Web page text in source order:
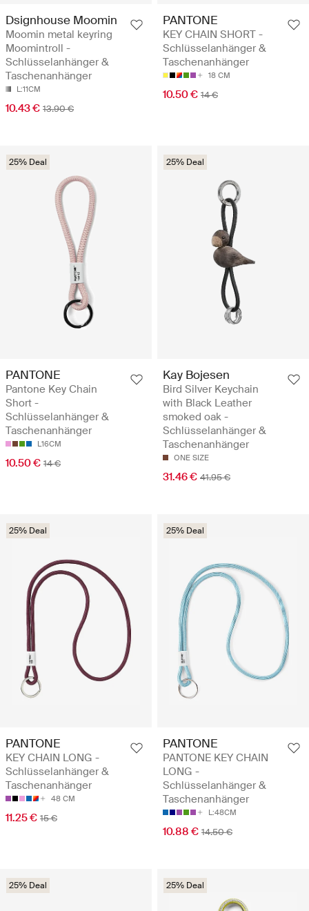
Dsignhouse Moomin
Moomin metal keyring
Moomintroll -
Schlüsselanhänger &
Taschenanhänger
L:11CM
10.43 € 13.90 €
PANTONE
KEY CHAIN SHORT -
Schlüsselanhänger &
Taschenanhänger
18 CM
10.50 € 14 €
25% Deal
PANTONE
Pantone Key Chain
Short -
Schlüsselanhänger &
Taschenanhänger
L16CM
10.50 € 14 €
25% Deal
Kay Bojesen
Bird Silver Keychain
with Black Leather
smoked oak -
Schlüsselanhänger &
Taschenanhänger
ONE SIZE
31.46 € 41.95 €
25% Deal
PANTONE
KEY CHAIN LONG -
Schlüsselanhänger &
Taschenanhänger
48 CM
11.25 € 15 €
25% Deal
PANTONE
PANTONE KEY CHAIN
LONG -
Schlüsselanhänger &
Taschenanhänger
L:48CM
10.88 € 14.50 €
25% Deal 25% Deal